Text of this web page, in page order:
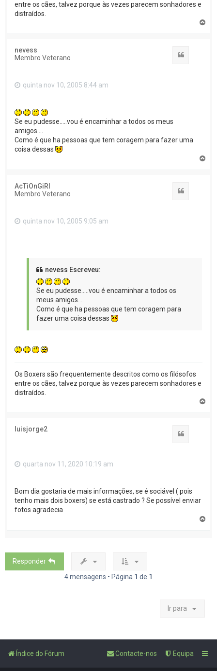
entre os cães, talvez porque às vezes parecem sonhadores e
distraídos.
nevess
Membro Veterano
quinta nov 10, 2005 8:44 am
Se eu pudesse.....vou é encaminhar a todos os meus
amigos....
Como é que ha pessoas que tem coragem para fazer uma
coisa dessas
AcTiOnGiRl
Membro Veterano
quinta nov 10, 2005 9:05 am
nevess Escreveu:
Se eu pudesse.....vou é encaminhar a todos os
meus amigos....
Como é que ha pessoas que tem coragem para
fazer uma coisa dessas
Os Boxers são frequentemente descritos como os filósofos
entre os cães, talvez porque às vezes parecem sonhadores e
distraídos.
luisjorge2
quarta nov 11, 2020 10:19 am
Bom dia gostaria de mais informações, se é sociável ( pois
tenho mais dois boxers) se está castrado ? Se possível enviar
fotos agradecia
Responder
4 mensagens • Página 1 de 1
Ir para
Índice do Fórum Equipa
Contacte-nos